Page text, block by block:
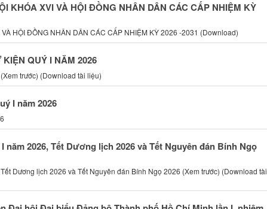
KHÓA XVI VÀ HỘI ĐỒNG NHÂN DÂN CÁC CẤP NHIỆM KỲ
HỘI ĐỒNG NHÂN DÂN CÁC CẤP NHIỆM KỲ 2026 -2031 (Download)
QUÝ I NĂM 2026
trước) (Download tài liệu)
I năm 2026
năm 2026, Tết Dương lịch 2026 và Tết Nguyên đán Bính Ngọ
Dương lịch 2026 và Tết Nguyên đán Bính Ngọ 2026 (Xem trước) (Download tài